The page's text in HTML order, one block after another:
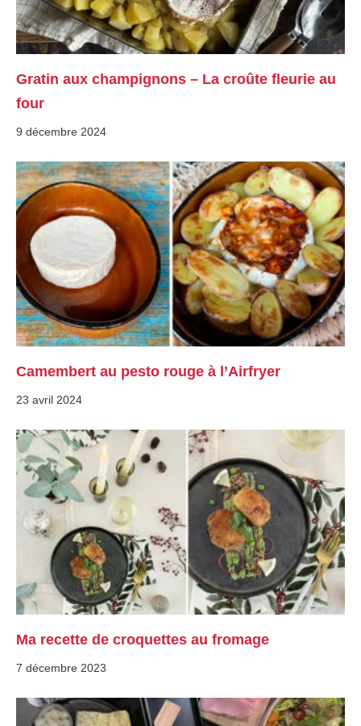
Gratin aux champignons – La croûte fleurie au
four
9 décembre 2024
Camembert au pesto rouge à l’Airfryer
23 avril 2024
Ma recette de croquettes au fromage
7 décembre 2023